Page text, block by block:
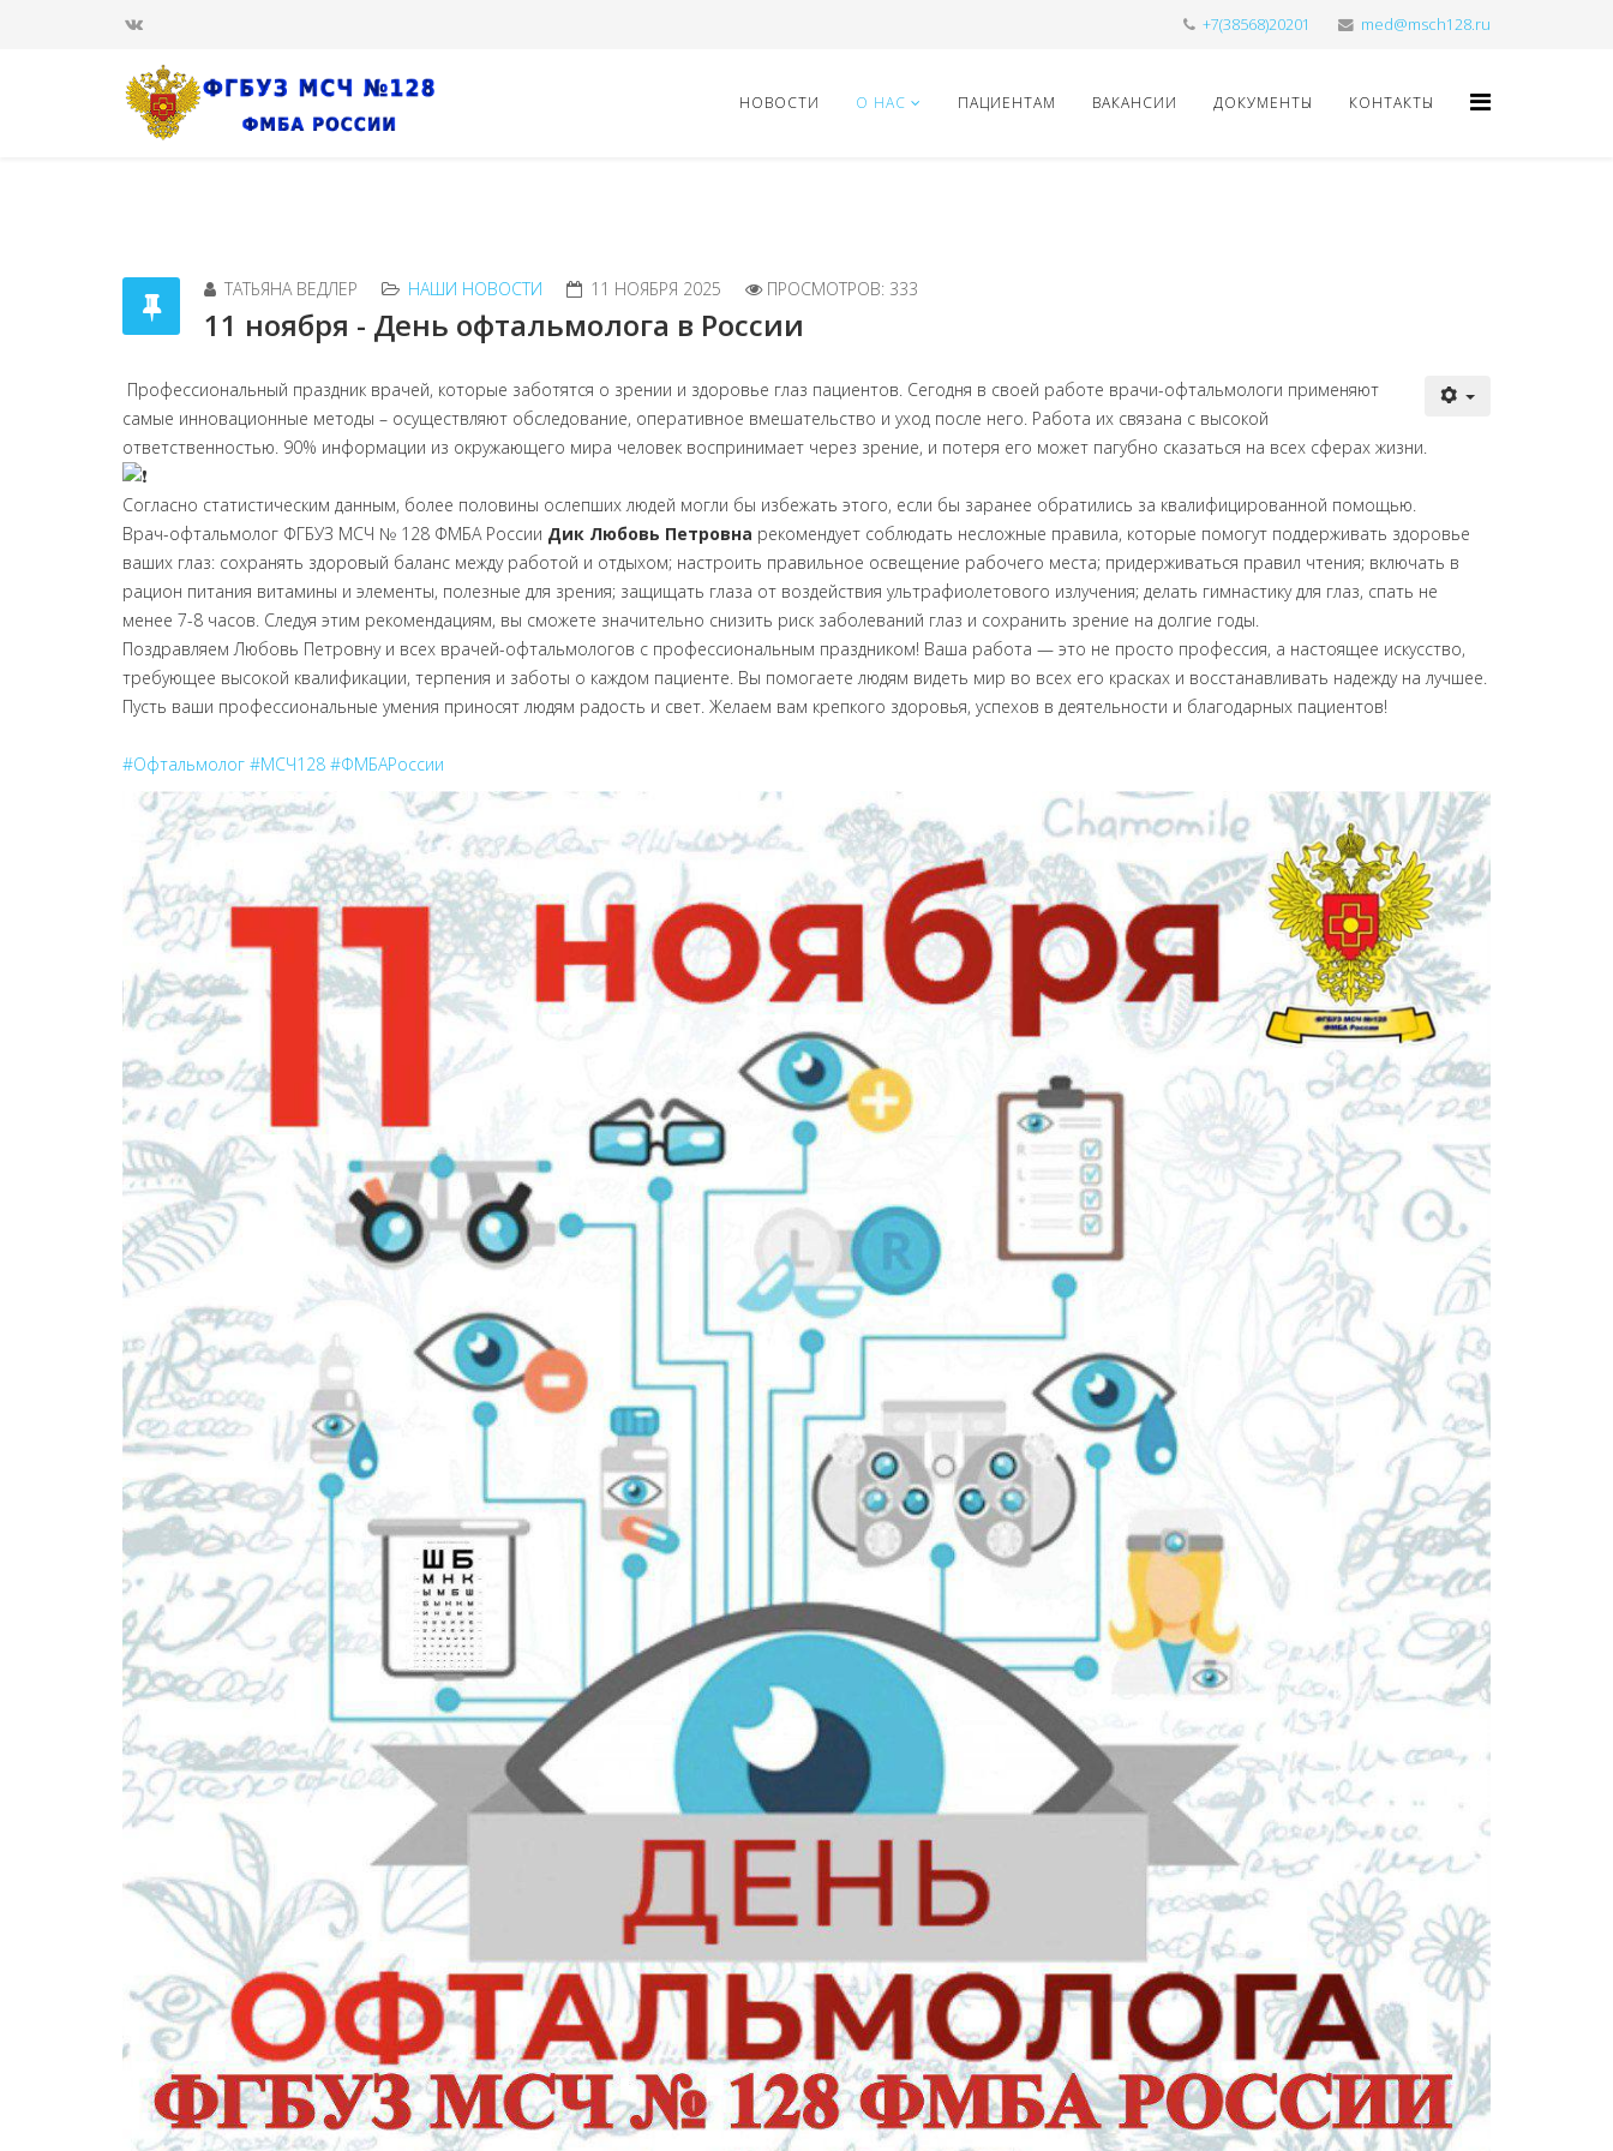
+7(38568)20201 med@msch128.ru
НОВОСТИ О НАС ПАЦИЕНТАМ ВАКАНСИИ ДОКУМЕНТЫ КОНТАКТЫ
ТАТЬЯНА ВЕДЛЕР НАШИ НОВОСТИ 11 НОЯБРЯ 2025 ПРОСМОТРОВ: 333
11 ноября - День офтальмолога в России
Профессиональный праздник врачей, которые заботятся о зрении и здоровье глаз пациентов. Сегодня в своей работе врачи-офтальмологи применяют
самые инновационные методы – осуществляют обследование, оперативное вмешательство и уход после него. Работа их связана с высокой
ответственностью. 90% информации из окружающего мира человек воспринимает через зрение, и потеря его может пагубно сказаться на всех сферах жизни.
Согласно статистическим данным, более половины ослепших людей могли бы избежать этого, если бы заранее обратились за квалифицированной помощью.
Врач-офтальмолог ФГБУЗ МСЧ № 128 ФМБА России Дик Любовь Петровна рекомендует соблюдать несложные правила, которые помогут поддерживать здоровье
ваших глаз: сохранять здоровый баланс между работой и отдыхом; настроить правильное освещение рабочего места; придерживаться правил чтения; включать в
рацион питания витамины и элементы, полезные для зрения; защищать глаза от воздействия ультрафиолетового излучения; делать гимнастику для глаз, спать не
менее 7-8 часов. Следуя этим рекомендациям, вы сможете значительно снизить риск заболеваний глаз и сохранить зрение на долгие годы.
Поздравляем Любовь Петровну и всех врачей-офтальмологов с профессиональным праздником! Ваша работа — это не просто профессия, а настоящее искусство,
требующее высокой квалификации, терпения и заботы о каждом пациенте. Вы помогаете людям видеть мир во всех его красках и восстанавливать надежду на лучшее.
Пусть ваши профессиональные умения приносят людям радость и свет. Желаем вам крепкого здоровья, успехов в деятельности и благодарных пациентов!
#Офтальмолог #МСЧ128 #ФМБАРоссии